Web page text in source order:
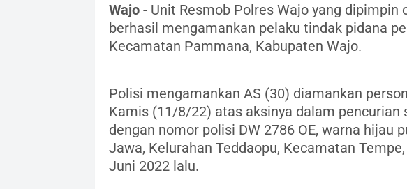
Wajo- Unit Resmob Polres Wajo yang dipimpin
berhasil mengamankan pelaku tindak pidana
Kecamatan Pammana, Kabupaten Wajo.
Polisi mengamankan AS (30) diamankan
Kamis (11/8/22) atas aksinya dalam pencurian
dengan nomor polisi DW 2786 OE, warna hijau
Jawa, Kelurahan Teddaopu, Kecamatan
Juni 2022 lalu.